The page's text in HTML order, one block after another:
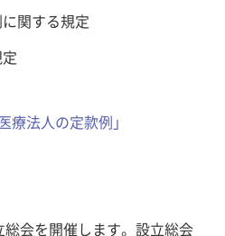
関する規定
療法人の定款例」
会を開催します。設立総会